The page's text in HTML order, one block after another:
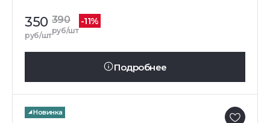
350
руб/шт
390
руб/шт
-11%
Подробнее
Новинка